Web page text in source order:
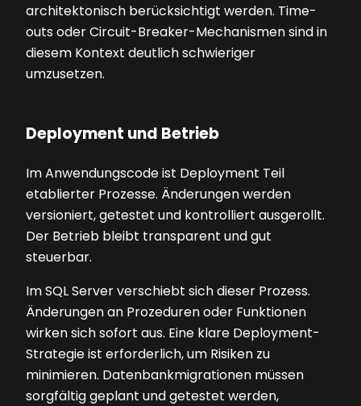
architektonisch berücksichtigt werden. Time-
outs oder Circuit-Breaker-Mechanismen sind in
diesem Kontext deutlich schwieriger
umzusetzen.
Deployment und Betrieb
Im Anwendungscode ist Deployment Teil
etablierter Prozesse. Änderungen werden
versioniert, getestet und kontrolliert ausgerollt.
Der Betrieb bleibt transparent und gut
steuerbar.
Im SQL Server verschiebt sich dieser Prozess.
Änderungen an Prozeduren oder Funktionen
wirken sich sofort aus. Eine klare Deployment-
Strategie ist erforderlich, um Risiken zu
minimieren. Datenbankmigrationen müssen
sorgfältig geplant und getestet werden,